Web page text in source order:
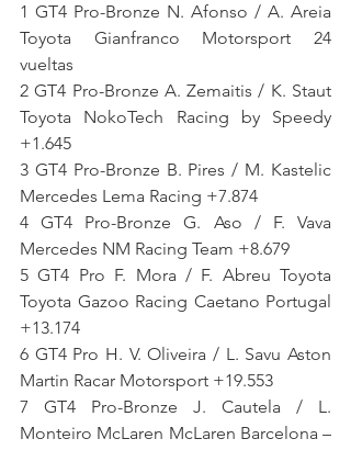
1 GT4 Pro-Bronze N. Afonso / A. Areia
Toyota Gianfranco Motorsport 24
vueltas
2 GT4 Pro-Bronze A. Zemaitis / K. Staut
Toyota NokoTech Racing by Speedy
+1.645
3 GT4 Pro-Bronze B. Pires / M. Kastelic
Mercedes Lema Racing +7.874
4 GT4 Pro-Bronze G. Aso / F. Vava
Mercedes NM Racing Team +8.679
5 GT4 Pro F. Mora / F. Abreu Toyota
Toyota Gazoo Racing Caetano Portugal
+13.174
6 GT4 Pro H. V. Oliveira / L. Savu Aston
Martin Racar Motorsport +19.553
7 GT4 Pro-Bronze J. Cautela / L.
Monteiro McLaren McLaren Barcelona –